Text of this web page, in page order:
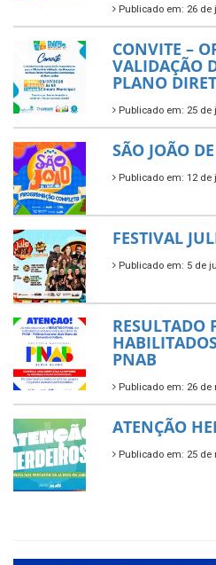
Publicado em: 26 de
CONVITE –
VALIDAÇÃO
PLANO
Publicado em: 25 de
SÃO JOÃO
Publicado em: 12 de
FESTIVAL
Publicado em: 5 de
RESULTADO
PNAB
Publicado em: 26 de
ATENÇÃO
Publicado em: 25 de